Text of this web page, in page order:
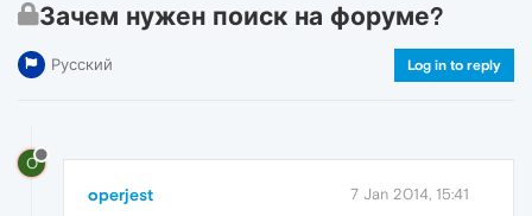
Зачем нужен поиск на форуме?
Русский Log in to reply
O
operjest 7 Jan 2014, 15:41